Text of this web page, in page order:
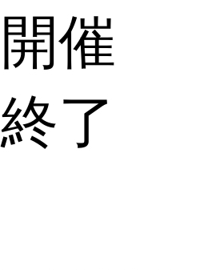
開催
終了